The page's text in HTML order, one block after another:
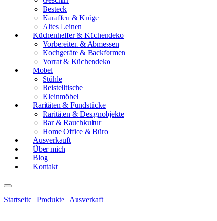
Besteck
Karaffen & Krüge
Altes Leinen
Küchenhelfer & Küchendeko
Vorbereiten & Abmessen
Kochgeräte & Backformen
Vorrat & Küchendeko
Möbel
Stühle
Beistelltische
Kleinmöbel
Raritäten & Fundstücke
Raritäten & Designobjekte
Bar & Rauchkultur
Home Office & Büro
Ausverkauft
Über mich
Blog
Kontakt
Startseite | Produkte | Ausverkaft |